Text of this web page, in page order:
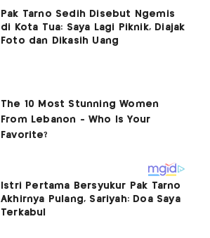
Pak Tarno Sedih Disebut Ngemis
di Kota Tua: Saya Lagi Piknik, Diajak
Foto dan Dikasih Uang
Istri Pertama Bersyukur Pak Tarno
Akhirnya Pulang, Sariyah: Doa Saya
Terkabul